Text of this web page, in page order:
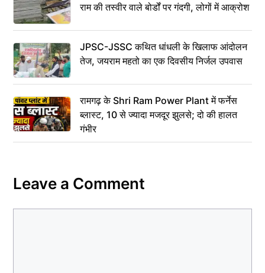
राम की तस्वीर वाले बोर्डों पर गंदगी, लोगों में आक्रोश
JPSC-JSSC कथित धांधली के खिलाफ आंदोलन
तेज, जयराम महतो का एक दिवसीय निर्जल उपवास
रामगढ़ के Shri Ram Power Plant में फर्नेस
ब्लास्ट, 10 से ज्यादा मजदूर झुलसे; दो की हालत
गंभीर
Leave a Comment